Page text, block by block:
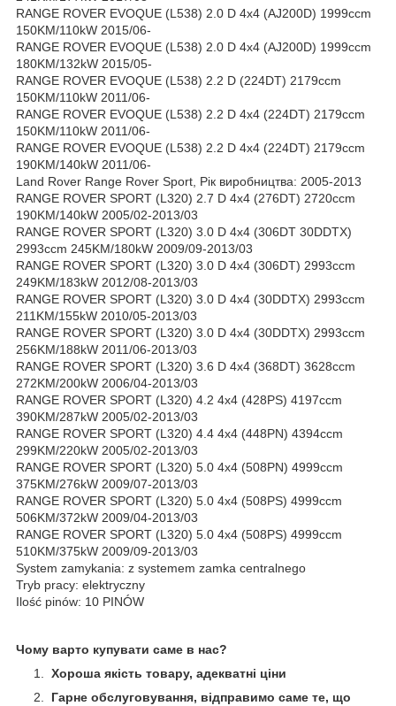
RANGE ROVER EVOQUE (L538) 2.0 D 4x4 (AJ200D) 1999ccm
150KM/110kW 2015/06-
RANGE ROVER EVOQUE (L538) 2.0 D 4x4 (AJ200D) 1999ccm
180KM/132kW 2015/05-
RANGE ROVER EVOQUE (L538) 2.2 D (224DT) 2179ccm
150KM/110kW 2011/06-
RANGE ROVER EVOQUE (L538) 2.2 D 4x4 (224DT) 2179ccm
150KM/110kW 2011/06-
RANGE ROVER EVOQUE (L538) 2.2 D 4x4 (224DT) 2179ccm
190KM/140kW 2011/06-
Land Rover Range Rover Sport, Рік виробництва: 2005-2013
RANGE ROVER SPORT (L320) 2.7 D 4x4 (276DT) 2720ccm
190KM/140kW 2005/02-2013/03
RANGE ROVER SPORT (L320) 3.0 D 4x4 (306DT 30DDTX)
2993ccm 245KM/180kW 2009/09-2013/03
RANGE ROVER SPORT (L320) 3.0 D 4x4 (306DT) 2993ccm
249KM/183kW 2012/08-2013/03
RANGE ROVER SPORT (L320) 3.0 D 4x4 (30DDTX) 2993ccm
211KM/155kW 2010/05-2013/03
RANGE ROVER SPORT (L320) 3.0 D 4x4 (30DDTX) 2993ccm
256KM/188kW 2011/06-2013/03
RANGE ROVER SPORT (L320) 3.6 D 4x4 (368DT) 3628ccm
272KM/200kW 2006/04-2013/03
RANGE ROVER SPORT (L320) 4.2 4x4 (428PS) 4197ccm
390KM/287kW 2005/02-2013/03
RANGE ROVER SPORT (L320) 4.4 4x4 (448PN) 4394ccm
299KM/220kW 2005/02-2013/03
RANGE ROVER SPORT (L320) 5.0 4x4 (508PN) 4999ccm
375KM/276kW 2009/07-2013/03
RANGE ROVER SPORT (L320) 5.0 4x4 (508PS) 4999ccm
506KM/372kW 2009/04-2013/03
RANGE ROVER SPORT (L320) 5.0 4x4 (508PS) 4999ccm
510KM/375kW 2009/09-2013/03
System zamykania: z systemem zamka centralnego
Tryb pracy: elektryczny
Ilość pinów: 10 PINÓW
Чому варто купувати саме в нас?
Хороша якість товару, адекватні ціни
Гарне обслуговування, відправимо саме те, що